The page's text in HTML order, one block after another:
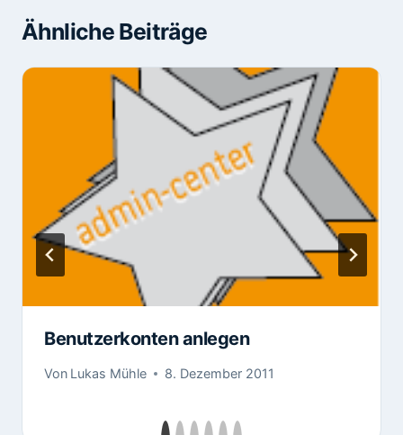
Ähnliche Beiträge
Benutzerkonten anlegen
Von Lukas Mühle 8. Dezember 2011